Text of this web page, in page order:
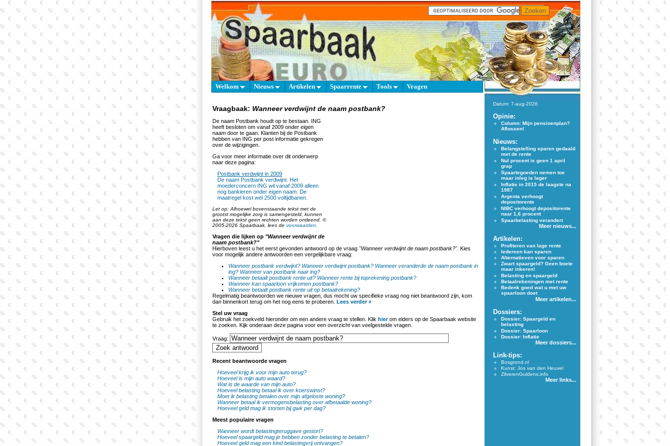
Welkom Nieuws Artikelen Spaarrente Tools Vragen
Vraagbaak: Wanneer verdwijnt de naam postbank?
De naam Postbank houdt op te bestaan. ING
heeft besloten om vanaf 2009 onder eigen
naam door te gaan. Klanten bij de Postbank
hebben van ING per post informatie gekregen
over de wijzigingen.
Ga voor meer informatie over dit onderwerp
naar deze pagina:
Postbank verdwijnt in 2009
De naam Postbank verdwijnt. Het
moederconcern ING wil vanaf 2009 alleen
nog bankieren onder eigen naam. De
maatregel kost wel 2500 voltijdbanen.
Let op: Alhoewel bovenstaande tekst met de
grootst mogelijke zorg is samengesteld, kunnen
aan deze tekst geen rechten worden ontleend. ©
2005-2026 Spaarbaak, lees de voorwaarden
Vragen die lijken op "Wanneer verdwijnt de
naam postbank?"
Hierboven leest u het eerst gevonden antwoord op de vraag "Wanneer verdwijnt de naam postbank?". Kies
voor mogelijk andere antwoorden een vergelijkbare vraag:
Wanneer postbank verdwijnt? Wanneer verdwijnt postbank? Wanneer veranderde de naam postbank in
ing? Wanneer van postbank naar ing?
Wanneer betaalt postbank rente uit? Wanneer rente bij toprekening postbank?
Wanneer kan spaarloon vrijkomen postbank?
Wanneer betaalt postbank rente uit op betaalrekening?
Regelmatig beantwoorden we nieuwe vragen, dus mocht uw specifieke vraag nog niet beantwoord zijn, kom
dan binnenkort terug om het nog eens te proberen. Lees verder »
Stel uw vraag
Gebruik het zoekveld hieronder om een andere vraag te stellen. Klik hierom elders op de Spaarbaak website
te zoeken. Kijk onderaan deze pagina voor een overzicht van veelgestelde vragen.
Vraag:
Recent beantwoorde vragen
Hoeveel krijg ik voor mijn auto terug?
Hoeveel is mijn auto waard?
Wat is de waarde van mijn auto?
Hoeveel belasting betaal ik over koerswinst?
Moet ik belasting betalen over mijn afgeloste woning?
Wanneer betaal ik vermogensbelasting over afbetaalde woning?
Hoeveel geld mag ik storten bij gwk per dag?
Meest populaire vragen
Wanneer wordt belastingteruggave gestort?
Hoeveel spaargeld mag je hebben zonder belasting te betalen?
Hoeveel geld mag een kind belastingvrij ontvangen?
Datum: 7-aug-2026
Opinie:
Column: Mijn pensioenplan?
Aflossen!
Nieuws:
Belangstelling sparen gedaald
met de rente
Nul procent is geen 1 april
grap
Spaartegoeden nemen toe
maar inleg is lager
Inflatie in 2015 de laagste na
1987
Argenta verhoogt
depositorente
NIBC verhoogt depositorente
naar 1,6 procent
Spaarbelasting verandert
Meer nieuws...
Artikelen:
Profiteren van lage rente
Iedereen kan sparen
Alternatieven voor sparen
Zwart spaargeld? Geen boete
maar inkeren!
Belasting en spaargeld
Betaalrekeningen met rente
Bedenk goed wat u met uw
spaarloon doet
Meer artikelen...
Dossiers:
Dossier: Spaargeld en
belasting
Dossier: Spaarloon
Dossier: Inflatie
Meer dossiers...
Link-tips:
Bosgrond.nl
Kunst: Jos van den Heuvel
ZilverenGuldens.info
Meer links...